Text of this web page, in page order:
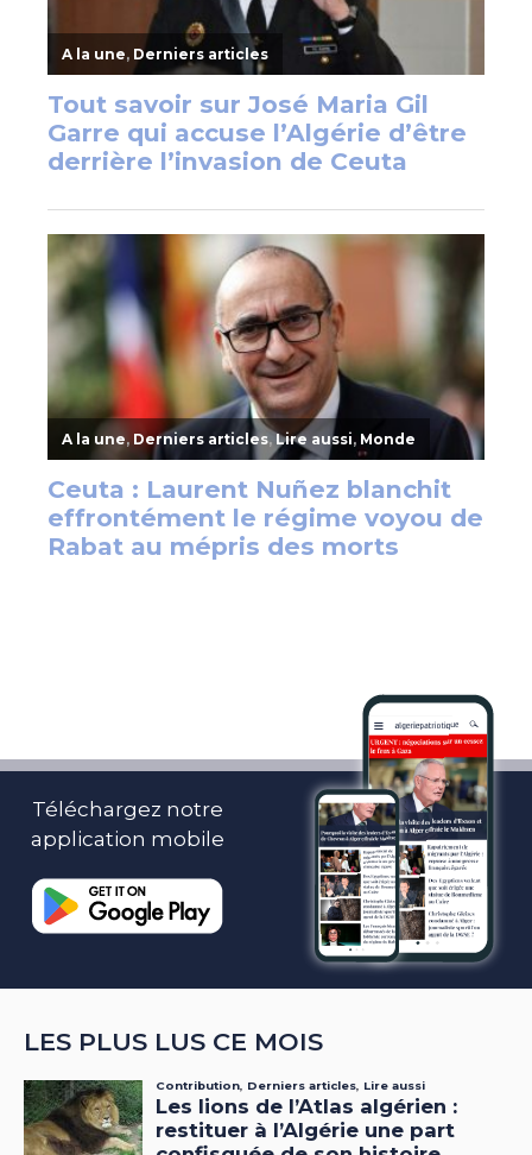
Téléchargez notre
application mobile
LES PLUS LUS CE MOIS